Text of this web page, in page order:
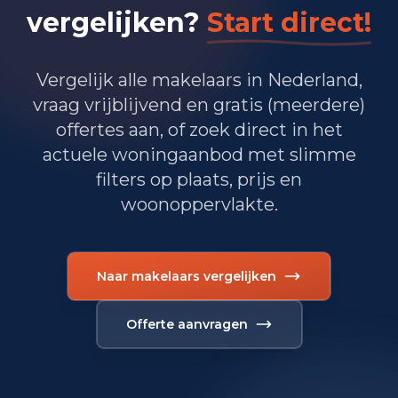
Overheid, onderwijs en zorg 1.445
Landbouw, bosbouw en visserij 90
Vervoer, informatie en communicatie
Financiele diensten en onroerendgoed 375
Cultuur, recreatie en overige diensten
Recente misdaadcijfers
vergelijken? Start direct!
Vergelijk alle makelaars in Nederland,
vraag vrijblijvend en gratis (meerdere)
offertes aan, of zoek direct in het
actuele woningaanbod met slimme
filters op plaats, prijs en
woonoppervlakte.
Naar makelaars vergelijken
Offerte aanvragen